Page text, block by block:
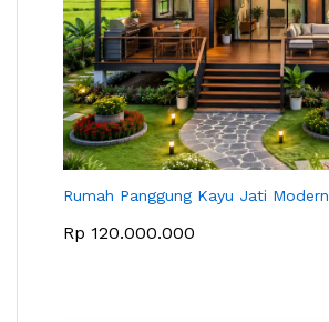
Rumah Panggung Kayu Jati Modern
Rp 120.000.000